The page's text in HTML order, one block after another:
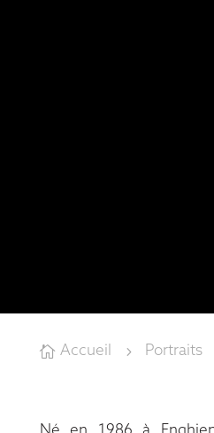
 Accueil 5 Portraits